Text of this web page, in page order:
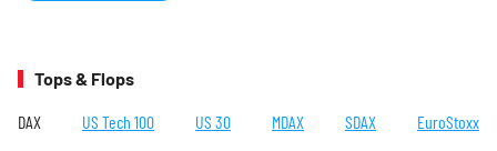
Tops & Flops
DAX US Tech 100 US 30 MDAX SDAX EuroStoxx